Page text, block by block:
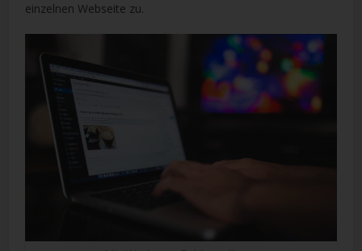
einzelnen Webseite zu.